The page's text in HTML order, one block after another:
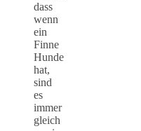
dass
wenn
ein
Finne
Hunde
hat,
sind
es
immer
gleich